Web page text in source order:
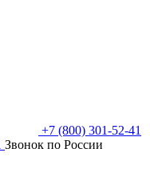
+7 (800) 301-52-41
Звонок по России